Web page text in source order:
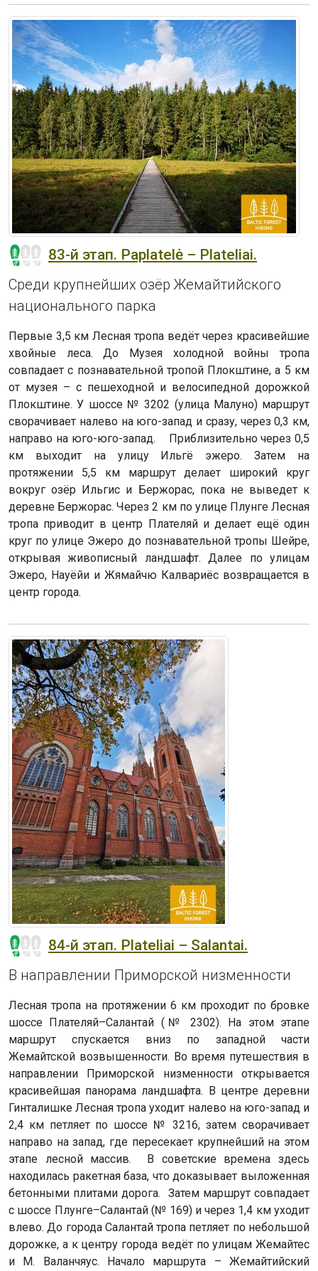
83-й этап. Paplatelė – Plateliai.
Среди крупнейших озёр Жемайтийского
национального парка
Первые 3,5 км Лесная тропа ведёт через красивейшие
хвойные леса. До Музея холодной войны тропа
совпадает с познавательной тропой Плокштине, а 5 км
от музея – с пешеходной и велосипедной дорожкой
Плокштине. У шоссе № 3202 (улица Малуно) маршрут
сворачивает налево на юго-запад и сразу, через 0,3 км,
направо на юго-юго-запад. Приблизительно через 0,5
км выходит на улицу Ильгё эжеро. Затем на
протяжении 5,5 км маршрут делает широкий круг
вокруг озёр Ильгис и Бержорас, пока не выведет к
деревне Бержорас. Через 2 км по улице Плунге Лесная
тропа приводит в центр Плателяй и делает ещё один
круг по улице Эжеро до познавательной тропы Шейре,
открывая живописный ландшафт. Далее по улицам
Эжеро, Науёйи и Жямайчю Калвариёс возвращается в
центр города.
84-й этап. Plateliai – Salantai.
В направлении Приморской низменности
Лесная тропа на протяжении 6 км проходит по бровке
шоссе Плателяй–Салантай (№ 2302). На этом этапе
маршрут спускается вниз по западной части
Жемайтской возвышенности. Во время путешествия в
направлении Приморской низменности открывается
красивейшая панорама ландшафта. В центре деревни
Гинталишке Лесная тропа уходит налево на юго-запад и
2,4 км петляет по шоссе № 3216, затем сворачивает
направо на запад, где пересекает крупнейший на этом
этапе лесной массив. В советские времена здесь
находилась ракетная база, что доказывает выложенная
бетонными плитами дорога. Затем маршрут совпадает
с шоссе Плунге–Салантай (№ 169) и через 1,4 км уходит
влево. До города Салантай тропа петляет по небольшой
дорожке, а к центру города ведёт по улицам Жемайтес
и М. Валанчяус. Начало маршрута – Жемайтийский